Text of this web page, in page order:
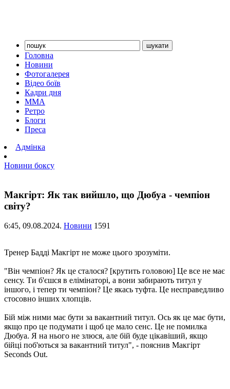
Головна
Новини
Фотогалерея
Відео боїв
Кадри дня
ММА
Ретро
Блоги
Преса
Адмінка
Новини боксу
Макгірт: Як так вийшло, що Дюбуа - чемпіон
світу?
6:45, 09.08.2024. Новини 1591
Тренер Бадді Макгірт не може цього зрозуміти.
"Він чемпіон? Як це сталося? [крутить головою] Це все не має
сенсу. Ти б'єшся в елімінаторі, а вони забирають титул у
іншого, і тепер ти чемпіон? Це якась туфта. Це несправедливо
стосовно інших хлопців.
Бій між ними має бути за вакантний титул. Ось як це має бути,
якщо про це подумати і щоб це мало сенс. Це не помилка
Дюбуа. Я на нього не злюся, але бій буде цікавіший, якщо
бійці поб'ються за вакантний титул", - пояснив Макгірт
Seconds Out.